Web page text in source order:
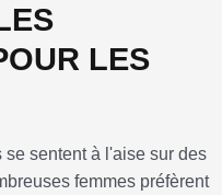
LES
sentent à l'aise sur des
femmes préfèrent